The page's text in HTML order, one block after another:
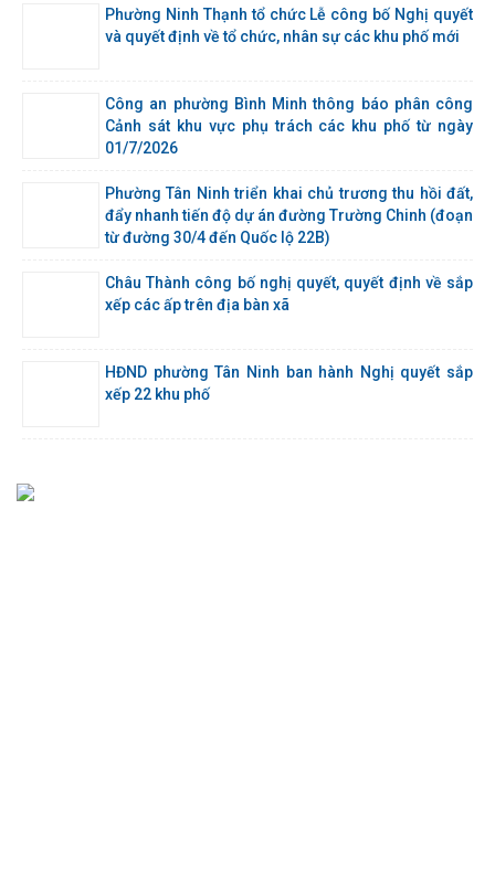
Phường Ninh Thạnh tổ chức Lễ công bố Nghị quyết
và quyết định về tổ chức, nhân sự các khu phố mới
Công an phường Bình Minh thông báo phân công
Cảnh sát khu vực phụ trách các khu phố từ ngày
01/7/2026
Phường Tân Ninh triển khai chủ trương thu hồi đất,
đẩy nhanh tiến độ dự án đường Trường Chinh (đoạn
từ đường 30/4 đến Quốc lộ 22B)
Châu Thành công bố nghị quyết, quyết định về sắp
xếp các ấp trên địa bàn xã
HĐND phường Tân Ninh ban hành Nghị quyết sắp
xếp 22 khu phố